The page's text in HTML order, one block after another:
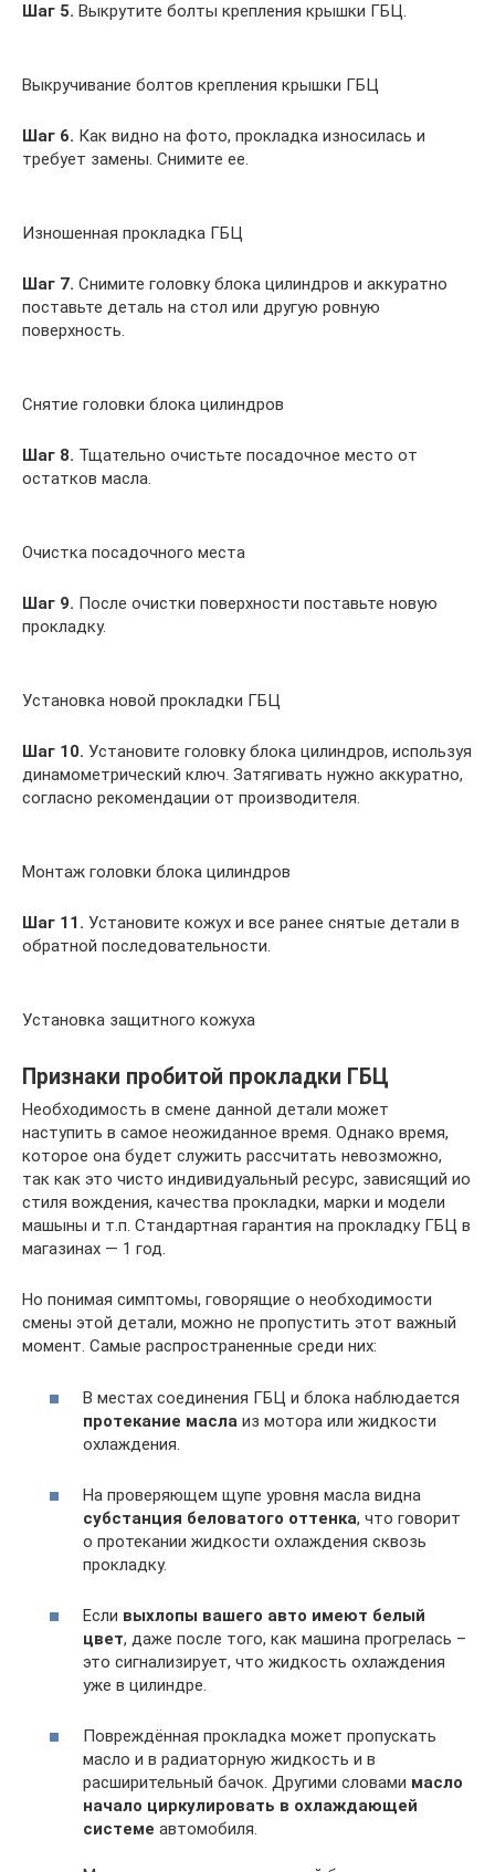
Шаг 5. Выкрутите болты крепления крышки ГБЦ.
Выкручивание болтов крепления крышки ГБЦ
Шаг 6. Как видно на фото, прокладка износилась и
требует замены. Снимите ее.
Изношенная прокладка ГБЦ
Шаг 7. Снимите головку блока цилиндров и аккуратно
поставьте деталь на стол или другую ровную
поверхность.
Снятие головки блока цилиндров
Шаг 8. Тщательно очистьте посадочное место от
остатков масла.
Очистка посадочного места
Шаг 9. После очистки поверхности поставьте новую
прокладку.
Установка новой прокладки ГБЦ
Шаг 10. Установите головку блока цилиндров, используя
динамометрический ключ. Затягивать нужно аккуратно,
согласно рекомендации от производителя.
Монтаж головки блока цилиндров
Шаг 11. Установите кожух и все ранее снятые детали в
обратной последовательности.
Установка защитного кожуха
Признаки пробитой прокладки ГБЦ
Необходимость в смене данной детали может
наступить в самое неожиданное время. Однако время,
которое она будет служить рассчитать невозможно,
так как это чисто индивидуальный ресурс, зависящий ио
стиля вождения, качества прокладки, марки и модели
машыны и т.п. Стандартная гарантия на прокладку ГБЦ в
магазинах — 1 год.
Но понимая симптомы, говорящие о необходимости
смены этой детали, можно не пропустить этот важный
момент. Самые распространенные среди них:
В местах соединения ГБЦ и блока наблюдается
протекание масла из мотора или жидкости
охлаждения.
На проверяющем щупе уровня масла видна
субстанция беловатого оттенка, что говорит
о протекании жидкости охлаждения сквозь
прокладку.
Если выхлопы вашего авто имеют белый
цвет, даже после того, как машина прогрелась –
это сигнализирует, что жидкость охлаждения
уже в цилиндре.
Повреждённая прокладка может пропускать
масло и в радиаторную жидкость и в
расширительный бачок. Другими словами масло
начало циркулировать в охлаждающей
системе автомобиля.